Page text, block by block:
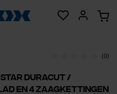
(0)
DuraCut /
en 4 zaagkettingen